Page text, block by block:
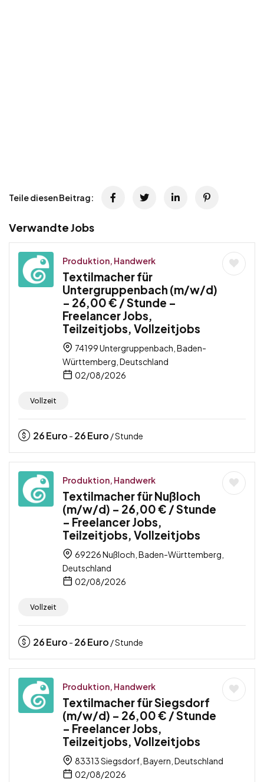
Teile diesen Beitrag:
Verwandte Jobs
Produktion, Handwerk
Textilmacher für
Untergruppenbach (m/w/d)
– 26,00 € / Stunde –
Freelancer Jobs,
Teilzeitjobs, Vollzeitjobs
74199 Untergruppenbach, Baden-
Württemberg, Deutschland
02/08/2026
Vollzeit
26Euro - 26Euro / Stunde
Produktion, Handwerk
Textilmacher für Nußloch
(m/w/d) – 26,00 € / Stunde
– Freelancer Jobs,
Teilzeitjobs, Vollzeitjobs
69226 Nußloch, Baden-Württemberg,
Deutschland
02/08/2026
Vollzeit
26Euro - 26Euro / Stunde
Produktion, Handwerk
Textilmacher für Siegsdorf
(m/w/d) – 26,00 € / Stunde
– Freelancer Jobs,
Teilzeitjobs, Vollzeitjobs
83313 Siegsdorf, Bayern, Deutschland
02/08/2026